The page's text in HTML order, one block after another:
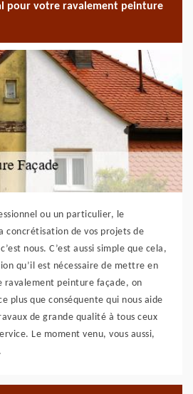
pour votre ravalement peinture
ou un particulier, le
concrétisation de vos projets de
nous. C’est aussi simple que cela,
qu’il est nécessaire de mettre en
ravalement peinture façade, on
plus que conséquente qui nous aide
de grande qualité à tous ceux
Le moment venu, vous aussi,